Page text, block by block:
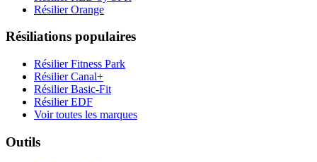
Résilier Orange
Résiliations populaires
Résilier Fitness Park
Résilier Canal+
Résilier Basic-Fit
Résilier EDF
Voir toutes les marques
Outils